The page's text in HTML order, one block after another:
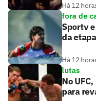
Há 12
fora de
Sportv
da
Há 12
lutas
No
para